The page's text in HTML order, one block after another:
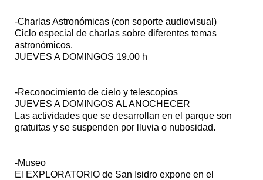
-Charlas Astronómicas (con soporte audiovisual)
Ciclo especial de charlas sobre diferentes temas
astronómicos.
JUEVES A DOMINGOS 19.00 h
-Reconocimiento de cielo y telescopios
JUEVES A DOMINGOS AL ANOCHECER
Las actividades que se desarrollan en el parque son
gratuitas y se suspenden por lluvia o nubosidad.
-Museo
El EXPLORATORIO de San Isidro expone en el